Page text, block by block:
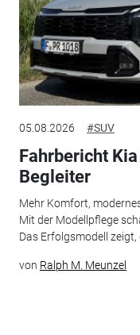
05.08.2026 #SUV
Fahrbericht
Begleiter
Mehr Komfort,
Mit der Modellpflege
Das Erfolgsmodell
von Ralph M. Meunzel